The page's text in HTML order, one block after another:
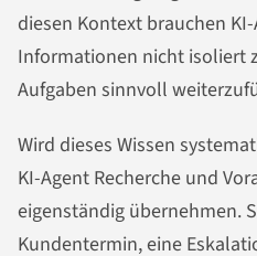
diesen Kontext brauchen
Informationen nicht isoliert
Aufgaben sinnvoll
Wird dieses Wissen
KI-Agent Recherche und
eigenständig übernehmen.
Kundentermin, eine